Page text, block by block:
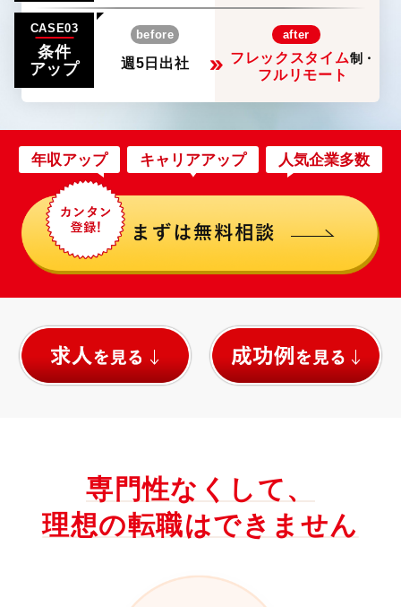
CASE03
条件
アップ
before
週5日出社
after
フレックスタイム制・
フルリモート
年収アップ キャリアアップ 人気企業多数
専門性なくして、
理想の転職はできません